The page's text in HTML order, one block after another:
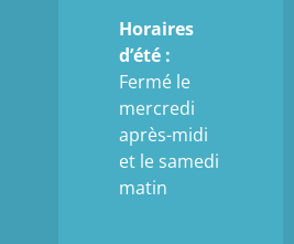
Horaires
d’été :
Fermé le
mercredi
après-midi
et le samedi
matin